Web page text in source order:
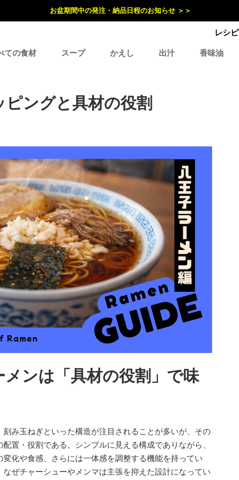
お盆期間中の発注・納品日程のお知らせ ＞＞
レシピ
ての食材 スープ かえし 出汁 香味油
ングと具材の役割
ンは「具材の役割」で味
み玉ねぎといった構造が注目されることが多いが、その
置・役割である。シンプルに見える構成でありながら、
化や食感、さらには一体感を調整する機能を持ってい
ぜチャーシューやメンマは主張を抑えた設計になってい